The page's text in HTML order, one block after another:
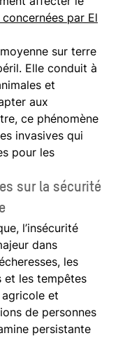
concernées par El
sur terre
Elle conduit à
et
aux
ce phénomène
invasives qui
pour les
sur la sécurité
l’insécurité
dans
les
et les tempêtes
et
de personnes
persistante